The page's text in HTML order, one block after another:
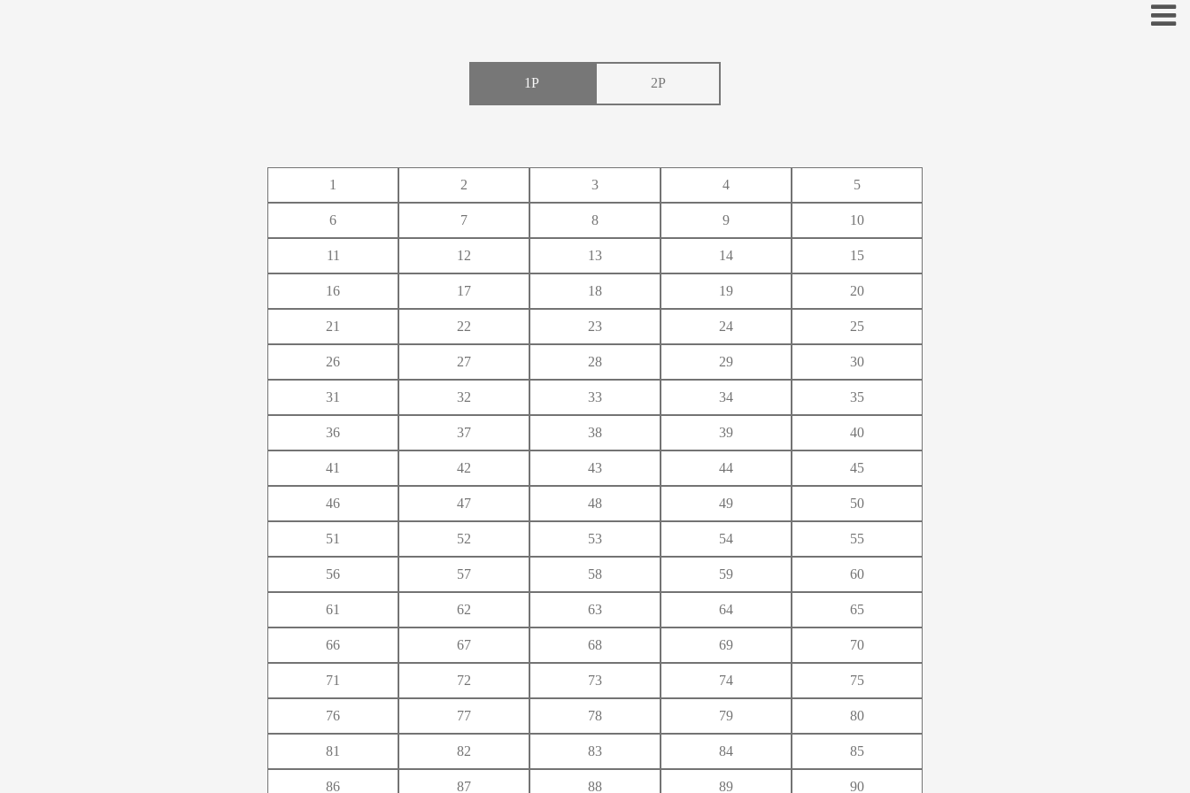
か き く け こ
さ し す せ そ
た ち つ て と
な に ぬ ね の
は ひ ふ へ ほ
ま み む め も
わ
1P 2P
1 2 3 4 5
6 7 8 9 10
11 12 13 14 15
16 17 18 19 20
21 22 23 24 25
26 27 28 29 30
31 32 33 34 35
36 37 38 39 40
41 42 43 44 45
46 47 48 49 50
51 52 53 54 55
56 57 58 59 60
61 62 63 64 65
66 67 68 69 70
71 72 73 74 75
76 77 78 79 80
81 82 83 84 85
86 87 88 89 90